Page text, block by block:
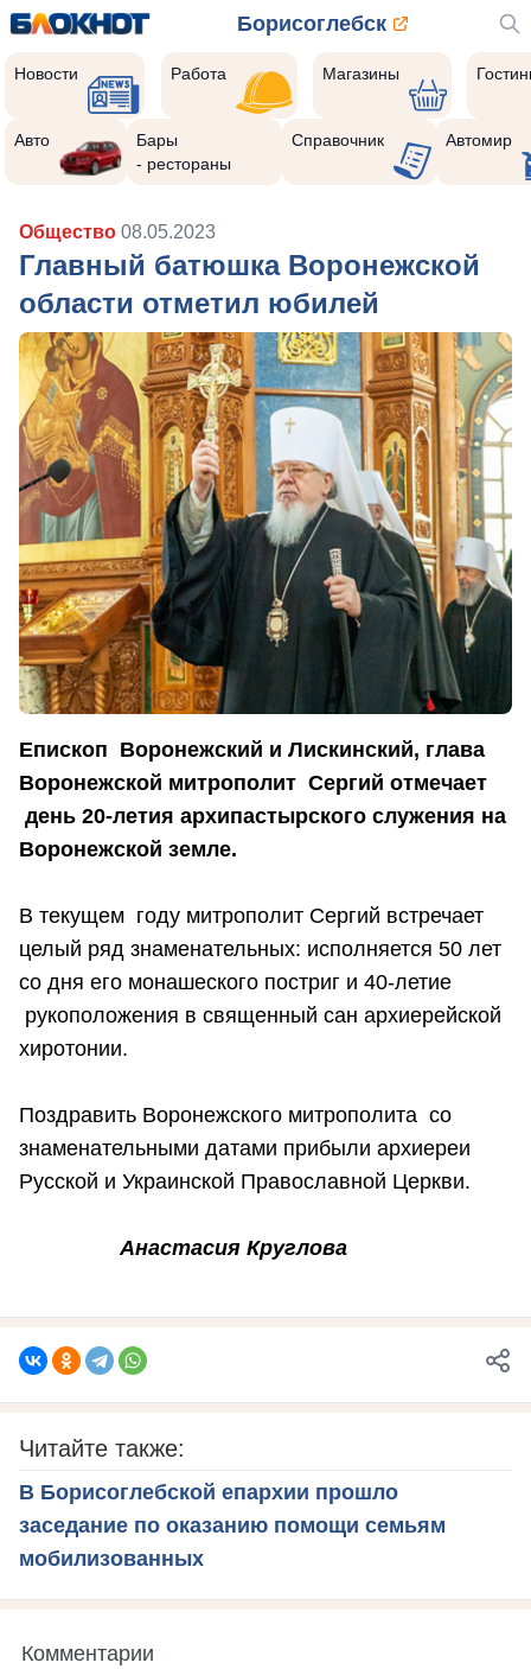
Борисоглебск
Новости Работа Магазины
Авто
Бары
- рестораны
Справочник Автомир
Общество 08.05.2023
Главный батюшка Воронежской
области отметил юбилей
Епископ Воронежский и Лискинский, глава
Воронежской митрополит Сергий отмечает
день 20-летия архипастырского служения на
Воронежской земле.
В текущем году митрополит Сергий встречает
целый ряд знаменательных: исполняется 50 лет
со дня его монашеского постриг и 40-летие
рукоположения в священный сан архиерейской
хиротонии.
Поздравить Воронежского митрополита со
знаменательными датами прибыли архиереи
Русской и Украинской Православной Церкви.
Анастасия Круглова
Читайте также:
В Борисоглебской епархии прошло
заседание по оказанию помощи семьям
мобилизованных
Комментарии